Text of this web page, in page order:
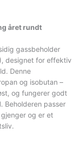
året rundt
gassbeholder
designet for effektiv
Denne
og isobutan –
og fungerer godt
Beholderen passer
og er et